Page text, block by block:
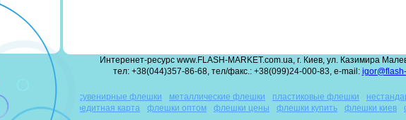
Интеренет-ресурс www.FLASH-MARKET.com.ua, г. Киев, ул. Казимира
тел: +38(044)357-86-68, тел/факс.: +38(099)24-000-83, e-mail:
флешки сувенирные флешки металлические флешки пластиковые флешки
оптом флешка-кредитная карта флешки оптом флешки цены флешки купить флешки киев